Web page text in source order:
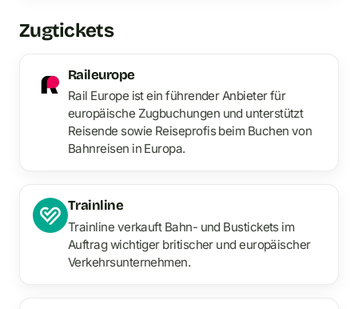
Zugtickets
Raileurope
Rail Europe ist ein führender Anbieter für
europäische Zugbuchungen und unterstützt
Reisende sowie Reiseprofis beim Buchen von
Bahnreisen in Europa.
Trainline
Trainline verkauft Bahn- und Bustickets im
Auftrag wichtiger britischer und europäischer
Verkehrsunternehmen.